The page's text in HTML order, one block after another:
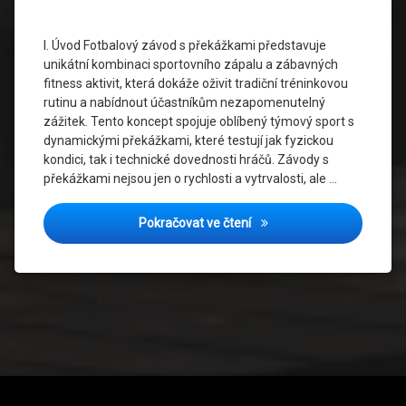
I. Úvod Fotbalový závod s překážkami představuje
unikátní kombinaci sportovního zápalu a zábavných
fitness aktivit, která dokáže oživit tradiční tréninkovou
rutinu a nabídnout účastníkům nezapomenutelný
zážitek. Tento koncept spojuje oblíbený týmový sport s
dynamickými překážkami, které testují jak fyzickou
kondici, tak i technické dovednosti hráčů. Závody s
překážkami nejsou jen o rychlosti a vytrvalosti, ale …
Pokračovat ve čteníFotbalový Závod s
Sportovní
akce
Sportovní
Události
Sportovní
výkony
Sportovní
výzvy
Týmová
Zábavné